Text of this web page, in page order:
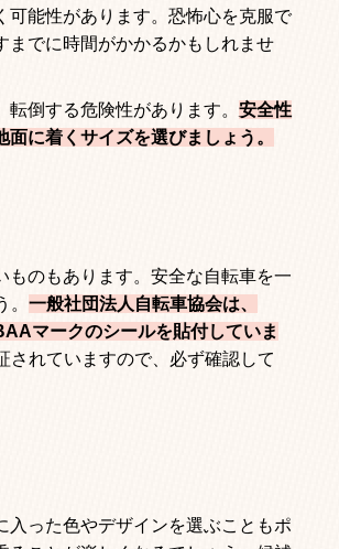
可能性があります。恐怖心を克服で
までに時間がかかるかもしれませ
倒する危険性があります。 安全性
に着くサイズを選びましょう。
のもあります。安全な自転車を一
一般社団法人自転車協会は、
マークのシールを貼付していま
されていますので、必ず確認して
入った色やデザインを選ぶこともポ